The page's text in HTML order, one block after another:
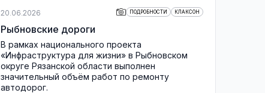
20.06.2026 ПОДРОБНОСТИ КЛАКСОН
Рыбновские дороги
В рамках национального проекта
«Инфраструктура для жизни» в Рыбновском
округе Рязанской области выполнен
значительный объём работ по ремонту
автодорог.